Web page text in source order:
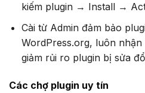
kiếm plugin → Install →
Cài từ Admin đảm bảo
WordPress.org, luôn
giảm rủi ro plugin bị sửa
Các chợ plugin uy tín